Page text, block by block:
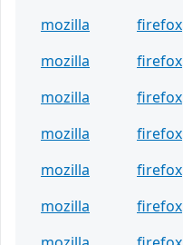
mozilla
firefox
mozilla
firefox
mozilla
firefox
mozilla
firefox
mozilla
firefox
mozilla
firefox